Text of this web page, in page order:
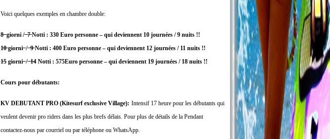
Voici quelques exemples en chambre double:
8̶ ̶ giorni / ̶ ̶7̶ Notti : 330 Euro personne – qui deviennent 10 journées / 9 nuits !!
1̶0̶ giorni ̶ / ̶ ̶9̶ Notti : 400 Euro personne – qui deviennent 12 journées / 11 nuits !!
1̶5 giorni ̶ / ̶ ̶1̶4 Notti : 575Euro personne – qui deviennent 19 journées / 18 nuits !!
Cours pour débutants:
KV DEBUTANT PRO (Kitesurf exclusive Village): Intensif 17 heure pour les débutants qui
veulent devenir pro riders dans les plus brefs délais. Pour plus de détails de la Pendant
contactez-nous par courriel ou par téléphone ou WhatsApp.